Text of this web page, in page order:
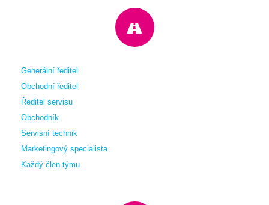
Generální ředitel
Obchodní ředitel
Ředitel servisu
Obchodník
Servisní technik
Marketingový specialista
Každý člen týmu